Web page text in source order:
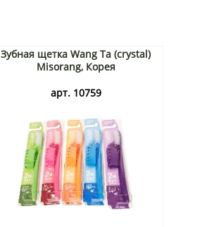
Зубная щетка Wang Ta (crystal)
Misorang, Корея
арт. 10759